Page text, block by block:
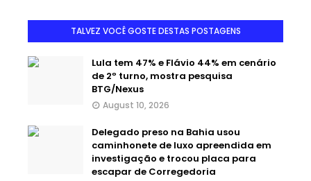
TALVEZ VOCÊ GOSTE DESTAS POSTAGENS
Lula tem 47% e Flávio 44% em cenário
de 2º turno, mostra pesquisa
BTG/Nexus
August 10, 2026
Delegado preso na Bahia usou
caminhonete de luxo apreendida em
investigação e trocou placa para
escapar de Corregedoria